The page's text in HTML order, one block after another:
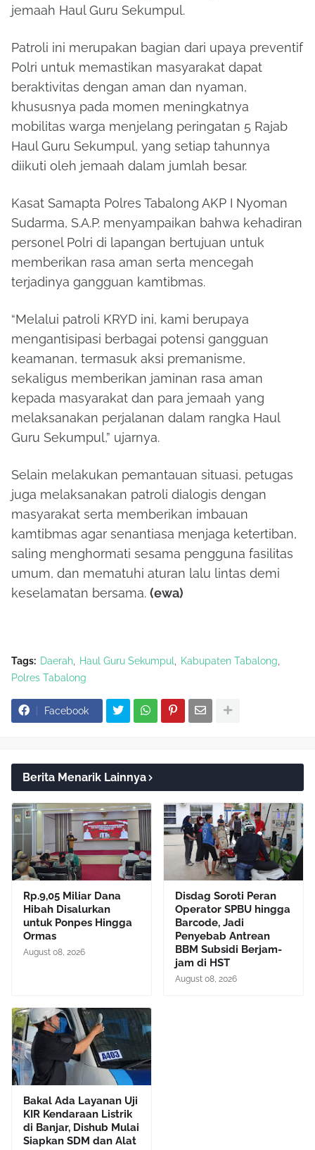
jemaah Haul Guru Sekumpul.
Patroli ini merupakan bagian dari upaya preventif
Polri untuk memastikan masyarakat dapat
beraktivitas dengan aman dan nyaman,
khususnya pada momen meningkatnya
mobilitas warga menjelang peringatan 5 Rajab
Haul Guru Sekumpul, yang setiap tahunnya
diikuti oleh jemaah dalam jumlah besar.
Kasat Samapta Polres Tabalong AKP I Nyoman
Sudarma, S.A.P. menyampaikan bahwa kehadiran
personel Polri di lapangan bertujuan untuk
memberikan rasa aman serta mencegah
terjadinya gangguan kamtibmas.
“Melalui patroli KRYD ini, kami berupaya
mengantisipasi berbagai potensi gangguan
keamanan, termasuk aksi premanisme,
sekaligus memberikan jaminan rasa aman
kepada masyarakat dan para jemaah yang
melaksanakan perjalanan dalam rangka Haul
Guru Sekumpul,” ujarnya.
Selain melakukan pemantauan situasi, petugas
juga melaksanakan patroli dialogis dengan
masyarakat serta memberikan imbauan
kamtibmas agar senantiasa menjaga ketertiban,
saling menghormati sesama pengguna fasilitas
umum, dan mematuhi aturan lalu lintas demi
keselamatan bersama. (ewa)
Tags: Daerah Haul Guru Sekumpul
Kabupaten Tabalong
Polres Tabalong
Facebook
Berita Menarik Lainnya
Rp.9,05 Miliar Dana
Hibah Disalurkan
untuk Ponpes Hingga
Ormas
August 08, 2026
Disdag Soroti Peran
Operator SPBU hingga
Barcode, Jadi
Penyebab Antrean
BBM Subsidi Berjam-
jam di HST
August 08, 2026
Bakal Ada Layanan Uji
KIR Kendaraan Listrik
di Banjar, Dishub Mulai
Siapkan SDM dan Alat